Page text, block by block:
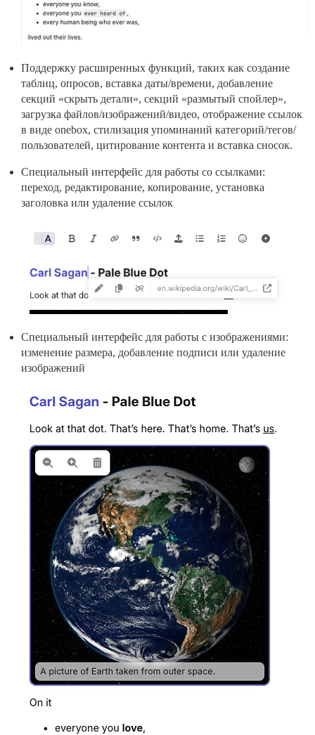
Поддержку расширенных функций, таких как создание
таблиц, опросов, вставка даты/времени, добавление
секций «скрыть детали», секций «размытый спойлер»,
загрузка файлов/изображений/видео, отображение ссылок
в виде onebox, стилизация упоминаний категорий/тегов/
пользователей, цитирование контента и вставка сносок.
Специальный интерфейс для работы со ссылками:
переход, редактирование, копирование, установка
заголовка или удаление ссылок
Специальный интерфейс для работы с изображениями:
изменение размера, добавление подписи или удаление
изображений